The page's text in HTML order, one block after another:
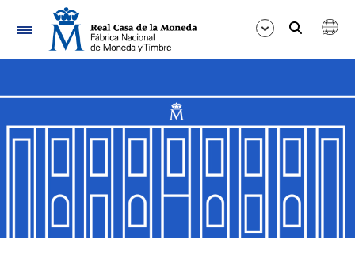
Navegación
Mostrar/Ocultar
Mostrar/Ocultar
Mostrar/Ocultar